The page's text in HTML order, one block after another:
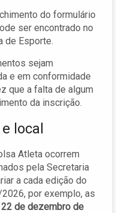
do formulário
ser encontrado no
de Esporte.
sejam
e em conformidade
que a falta de algum
da inscrição.
local
Atleta ocorrem
pela Secretaria
a cada edição do
por exemplo, as
22 de dezembro de